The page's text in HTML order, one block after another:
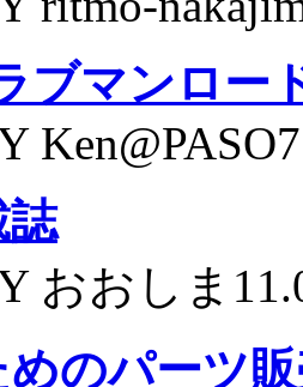
ブマンロー
誌
おおしま
のパーツ